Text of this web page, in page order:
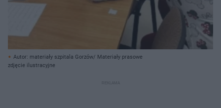
Autor: materiały szpitala Gorzów/ Materiały prasowe
zdjęcie ilustracyjne